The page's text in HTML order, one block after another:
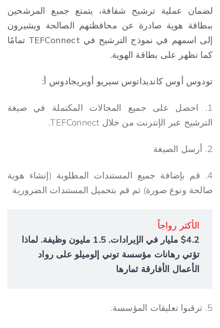
لضمان عملية ترشيح شفافة، يتمتع جميع المرشحين
ببطاقة هوية صادرة عن محافظتهم الصالحة ويشيرون
إلى اسمهم في نموذج الترشيح في TEFConnect تمامًا
كما تظهر على بطاقة الهوية.
تودوس أوس كانديداتوس سيريو أوبريجادوس أ:
1. احصل على جميع المجالات المكتملة في صيغة
الترشيح عبر الإنترنت من خلال TEFConnect.
2. أرسل الصيغة
4. قم بإضافة جميع المستندات المطلوبة (إنشاء هوية
صالحة ونوع صورة) ثم قم بتحميل المستندات الضرورية
الأكثر رواجاً
$4.2 مليار في الإيرادات. 1.5 مليون وظيفة. لماذا
تؤتي رهانات مؤسسة توني إلوميلو على رواد
الأعمال الأفارقة ثمارها
5. ترقبوا تعليقات المؤسسة.